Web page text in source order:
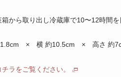
から取り出し冷蔵庫で10〜12時間を
11.8cm × 横 約10.5cm × 高さ 約
チラをご覧ください。